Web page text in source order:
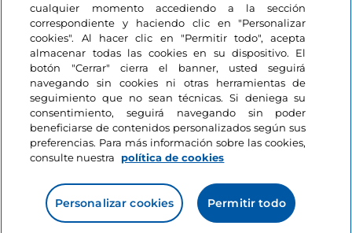
cualquier momento accediendo a la sección
correspondiente y haciendo clic en "Personalizar
cookies". Al hacer clic en "Permitir todo", acepta
almacenar todas las cookies en su dispositivo. El
botón "Cerrar" cierra el banner, usted seguirá
navegando sin cookies ni otras herramientas de
seguimiento que no sean técnicas. Si deniega su
consentimiento, seguirá navegando sin poder
beneficiarse de contenidos personalizados según sus
preferencias. Para más información sobre las cookies,
consulte nuestra
política de cookies
Personalizar cookies Permitir todo